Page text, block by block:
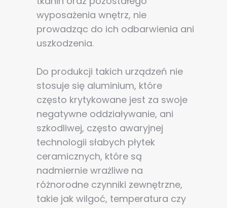
wyposażenia wnętrz, nie
prowadząc do ich odbarwienia ani
uszkodzenia.
Do produkcji takich urządzeń nie
stosuje się aluminium, które
często krytykowane jest za swoje
negatywne oddziaływanie, ani
szkodliwej, często awaryjnej
technologii słabych płytek
ceramicznych, które są
nadmiernie wrażliwe na
różnorodne czynniki zewnętrzne,
takie jak wilgoć, temperatura czy
poprawy działania serwisu, personalizacji treści, oraz
analizy ruchu na stronie.